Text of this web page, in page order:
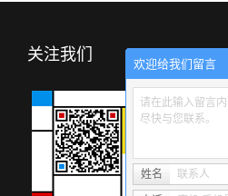
关注我们
欢迎给我们留言
请在此输入留言
尽快与您联系。
姓名 联系人